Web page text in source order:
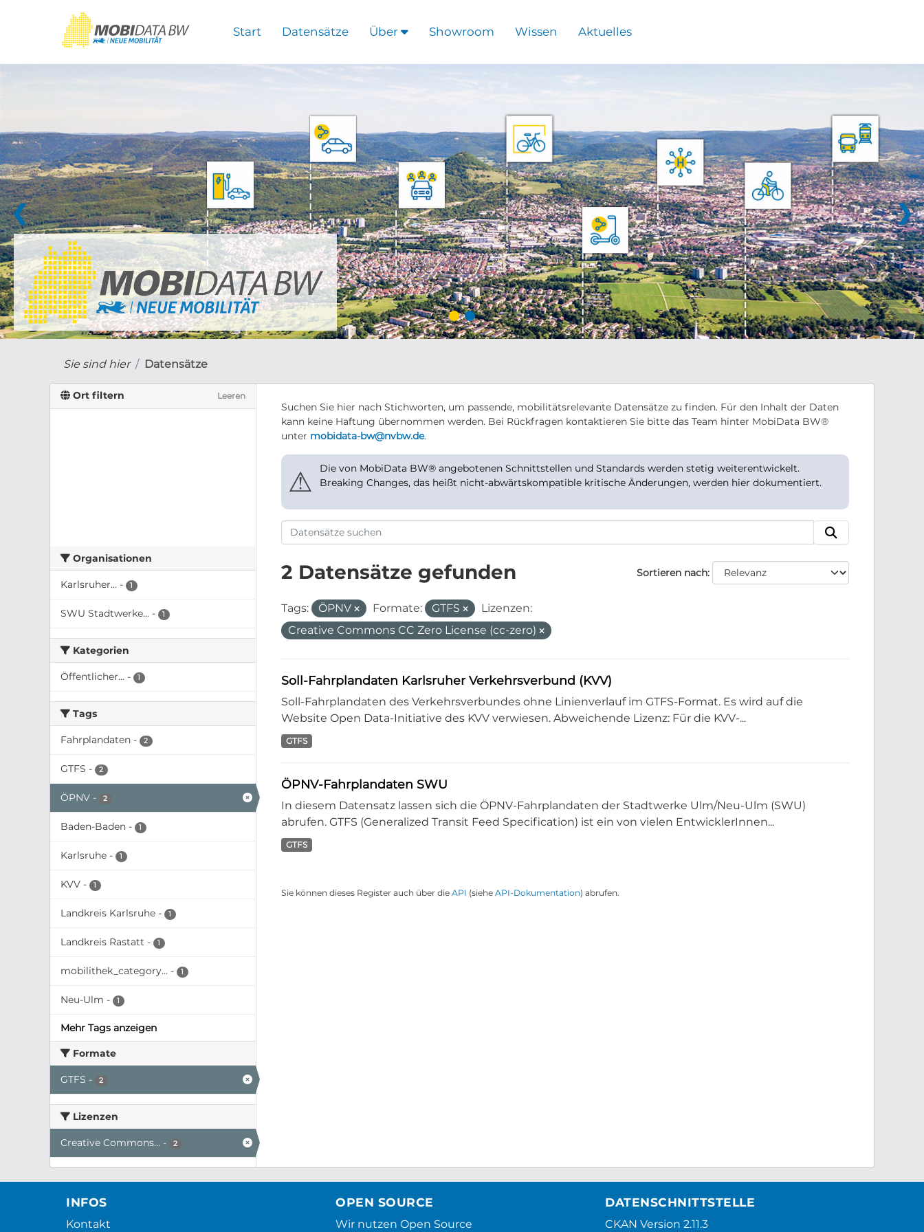
Start Datensätze Über Showroom Wissen Aktuelles
❮ ❯
Sie sind hier Datensätze
Ort filtern Leeren
Organisationen
Karlsruher... - 1
SWU Stadtwerke... - 1
Kategorien
Öffentlicher... - 1
Tags
Fahrplandaten - 2
GTFS - 2
ÖPNV - 2
Baden-Baden - 1
Karlsruhe - 1
KVV - 1
Landkreis Karlsruhe - 1
Landkreis Rastatt - 1
mobilithek_category... - 1
Neu-Ulm - 1
Mehr Tags anzeigen
Formate
GTFS - 2
Lizenzen
Creative Commons... - 2
Suchen Sie hier nach Stichworten, um passende, mobilitätsrelevante Datensätze zu finden. Für den Inhalt der Daten
kann keine Haftung übernommen werden. Bei Rückfragen kontaktieren Sie bitte das Team hinter MobiData BW®
unter mobidata-bw@nvbw.de.
⚠
Die von MobiData BW® angebotenen Schnittstellen und Standards werden stetig weiterentwickelt.
Breaking Changes, das heißt nicht-abwärtskompatible kritische Änderungen, werden hier dokumentiert.
Sortieren nach
2 Datensätze gefunden
Tags: ÖPNV Formate: GTFS
Lizenzen:
Creative Commons CC Zero License (cc-zero)
Soll-Fahrplandaten Karlsruher Verkehrsverbund (KVV)
Soll-Fahrplandaten des Verkehrsverbundes ohne Linienverlauf im GTFS-Format. Es wird auf die
Website Open Data-Initiative des KVV verwiesen. Abweichende Lizenz: Für die KVV-...
GTFS
ÖPNV-Fahrplandaten SWU
In diesem Datensatz lassen sich die ÖPNV-Fahrplandaten der Stadtwerke Ulm/Neu-Ulm (SWU)
abrufen. GTFS (Generalized Transit Feed Specification) ist ein von vielen EntwicklerInnen...
GTFS
Sie können dieses Register auch über die API (siehe API-Dokumentation) abrufen.
INFOS
Kontakt
OPEN SOURCE
Wir nutzen Open Source
DATENSCHNITTSTELLE
CKAN Version 2.11.3